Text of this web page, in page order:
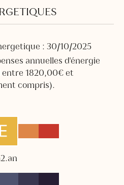
: 30/10/2025
annuelles d'énergie
entre 1820,00€ et
compris).